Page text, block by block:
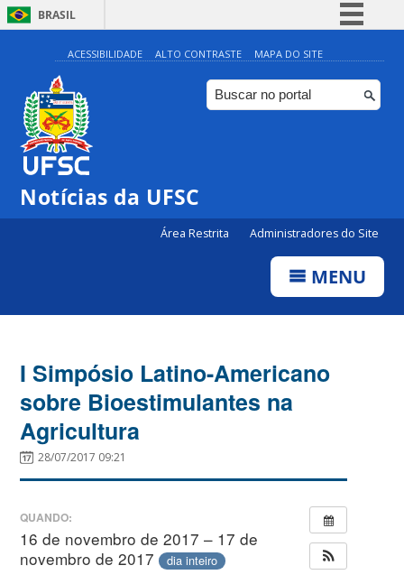
BRASIL
Simplifique!
Comunica BR
Participe
ACESSIBILIDADE ALTO CONTRASTE MAPA DO SITE
Notícias da UFSC
Área Restrita Administradores do Site
MENU
I Simpósio Latino-Americano
sobre Bioestimulantes na
Agricultura
28/07/2017 09:21
QUANDO:
16 de novembro de 2017 – 17 de
novembro de 2017 dia inteiro